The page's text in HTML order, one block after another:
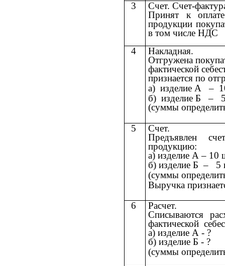
3
Счет. Счет-
Принят к
продукции
в том числе НДС
4
Накладная.
Отгружена
фактической
признается по
а) изделие А–
б) изделие Б–
(суммы
5
Счет.
Предъявлен
продукцию:
а) изделие А– 10
б) изделие Б– 5
(суммы
Выручка
6
Расчет.
Списываются
фактической
а) изделие А - ?
б) изделие Б - ?
(суммы